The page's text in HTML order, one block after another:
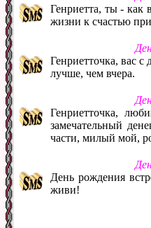
Генриетта, ты - как
жизни к счастью
Генриетточка, вас с
лучше, чем вчера.
Генриетточка,
замечательный
части, милый мой,
День рождения
живи!